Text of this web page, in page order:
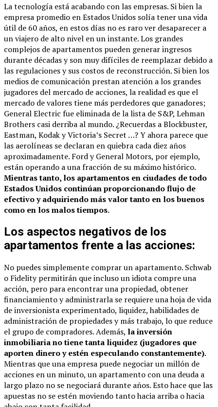
La tecnología está acabando con las empresas. Si bien la
empresa promedio en Estados Unidos solía tener una vida
útil de 60 años, en estos días no es raro ver desaparecer a
un viajero de alto nivel en un instante. Los grandes
complejos de apartamentos pueden generar ingresos
durante décadas y son muy difíciles de reemplazar debido a
las regulaciones y sus costos de reconstrucción. Si bien los
medios de comunicación prestan atención a los grandes
jugadores del mercado de acciones, la realidad es que el
mercado de valores tiene más perdedores que ganadores;
General Electric fue eliminada de la lista de S&P, Lehman
Brothers casi derriba al mundo. ¿Recuerdas a Blockbuster,
Eastman, Kodak y Victoria’s Secret …? Y ahora parece que
las aerolíneas se declaran en quiebra cada diez años
aproximadamente. Ford y General Motors, por ejemplo,
están operando a una fracción de su máximo histórico.
Mientras tanto, los apartamentos en ciudades de todo
Estados Unidos continúan proporcionando flujo de
efectivo y adquiriendo más valor tanto en los buenos
como en los malos tiempos.
Los aspectos negativos de los
apartamentos frente a las acciones:
No puedes simplemente comprar un apartamento. Schwab
o Fidelity permitirán que incluso un idiota compre una
acción, pero para encontrar una propiedad, obtener
financiamiento y administrarla se requiere una hoja de vida
de inversionista experimentado, liquidez, habilidades de
administración de propiedades y más trabajo, lo que reduce
el grupo de compradores. Además, la inversión
inmobiliaria no tiene tanta liquidez (jugadores que
aporten dinero y estén especulando constantemente).
Mientras que una empresa puede negociar un millón de
acciones en un minuto, un apartamento con una deuda a
largo plazo no se negociará durante años. Esto hace que las
apuestas no se estén moviendo tanto hacia arriba o hacia